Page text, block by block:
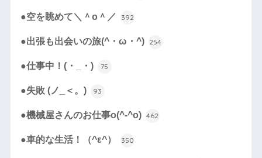
●空を眺めて＼＾o＾／ 392
●出張も出会いの旅(^・ω・^) 254
●仕事中！(・_・) 75
●失敗 (ノ_＜。) 93
●機械屋さんのお仕事o(^-^o) 462
●車的な生活！（^ε^） 350